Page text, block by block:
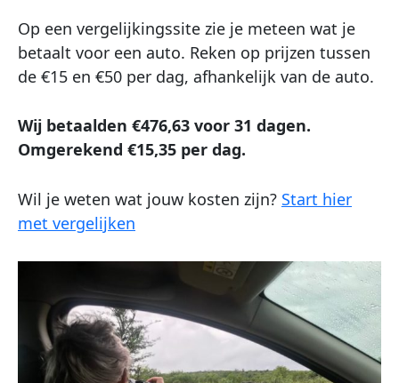
Op een vergelijkingssite zie je meteen wat je
betaalt voor een auto. Reken op prijzen tussen
de €15 en €50 per dag, afhankelijk van de auto.
Wij betaalden €476,63 voor 31 dagen.
Omgerekend €15,35 per dag.
Wil je weten wat jouw kosten zijn? Start hier
met vergelijken